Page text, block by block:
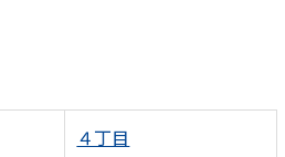
４丁目